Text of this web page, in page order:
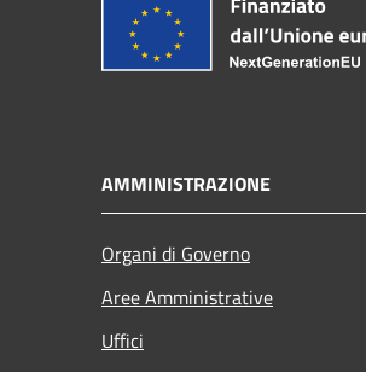
AMMINISTRAZIONE
Organi di Governo
Aree Amministrative
Uffici